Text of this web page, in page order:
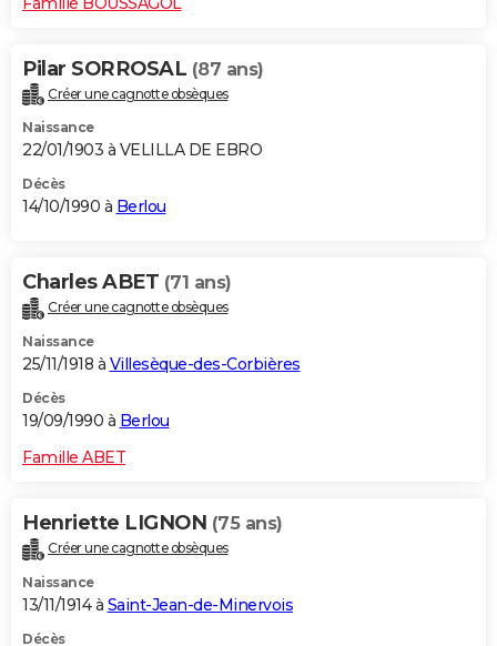
Pilar SORROSAL (87 ans)
Créer une cagnotte obsèques
Naissance
22/01/1903 à VELILLA DE EBRO
Décès
14/10/1990 à Berlou
Charles ABET (71 ans)
Créer une cagnotte obsèques
Naissance
25/11/1918 à Villesèque-des-Corbières
Décès
19/09/1990 à Berlou
Famille ABET
Henriette LIGNON (75 ans)
Créer une cagnotte obsèques
Naissance
13/11/1914 à Saint-Jean-de-Minervois
Décès